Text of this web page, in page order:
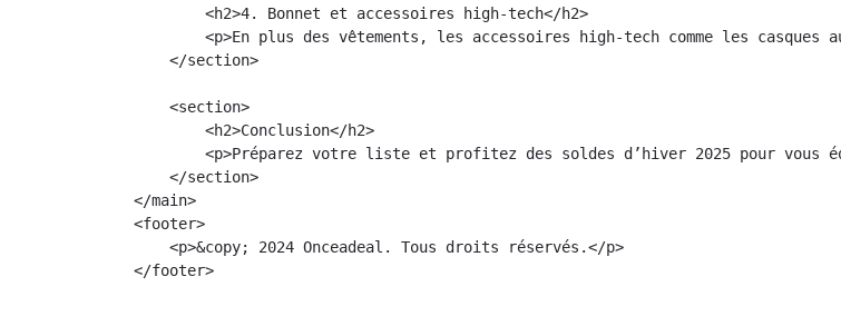
        <h2>4. Bonnet et accessoires high-tech</h2>
<p>En plus des vêtements, les accessoires high-tech comme les casques
    </section>
    <section>
        <h2>Conclusion</h2>
<p>Préparez votre liste et profitez des soldes d’hiver 2025 pour vous
    </section>
</main>
<footer>
    <p>&copy; 2024 Onceadeal. Tous droits réservés.</p>